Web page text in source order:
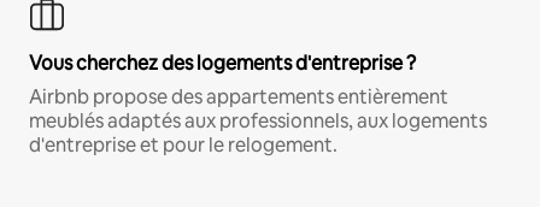
Vous cherchez des logements d'entreprise ?
Airbnb propose des appartements entièrement
meublés adaptés aux professionnels, aux logements
d'entreprise et pour le relogement.